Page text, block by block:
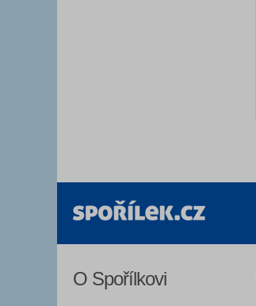
O Spořílkovi